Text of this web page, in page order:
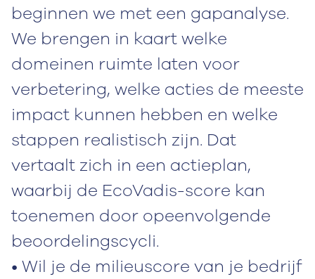
beginnen we met een gapanalyse.
We brengen in kaart welke
domeinen ruimte laten voor
verbetering, welke acties de meeste
impact kunnen hebben en welke
stappen realistisch zijn. Dat
vertaalt zich in een actieplan,
waarbij de EcoVadis-score kan
toenemen door opeenvolgende
beoordelingscycli.
• Wil je de milieuscore van je bedrijf